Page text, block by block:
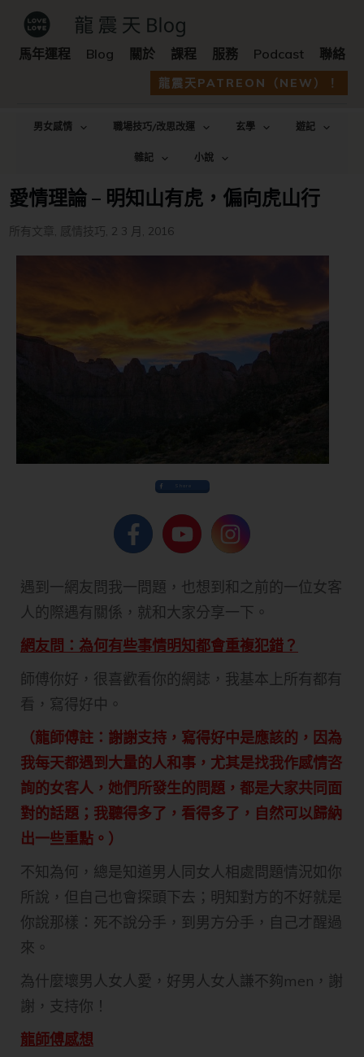
馬年運程 Blog 關於 課程 服務 Podcast 聯絡
龍震天PATREON（NEW）！
男女感情 職場技巧/改思改運 玄學
遊記
雜記
小說
愛情理論 – 明知山有虎，偏向虎山行
所有文章 , 感情技巧, 2 3 月, 2016
Share
遇到一網友問我一問題，也想到和之前的一位女客
人的際遇有關係，就和大家分享一下。
網友問：為何有些事情明知都會重複犯錯？
師傅你好，很喜歡看你的網誌，我基本上所有都有
看，寫得好中。
（龍師傅註：謝謝支持，寫得好中是應該的，因為
我每天都遇到大量的人和事，尤其是找我作感情咨
詢的女客人，她們所發生的問題，都是大家共同面
對的話題；我聽得多了，看得多了，自然可以歸納
出一些重點。）
不知為何，總是知道男人同女人相處問題情況如你
所說，但自己也會探頭下去；明知對方的不好就是
你說那樣：死不說分手，到男方分手，自己才醒過
來。
為什麼壞男人女人愛，好男人女人謙不夠men，謝
謝，支持你！
龍師傅感想